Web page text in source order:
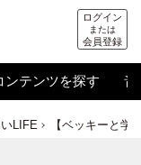
ログイン
または
会員登録
ンテンツを探す 音
LIFE 【ベッキーと